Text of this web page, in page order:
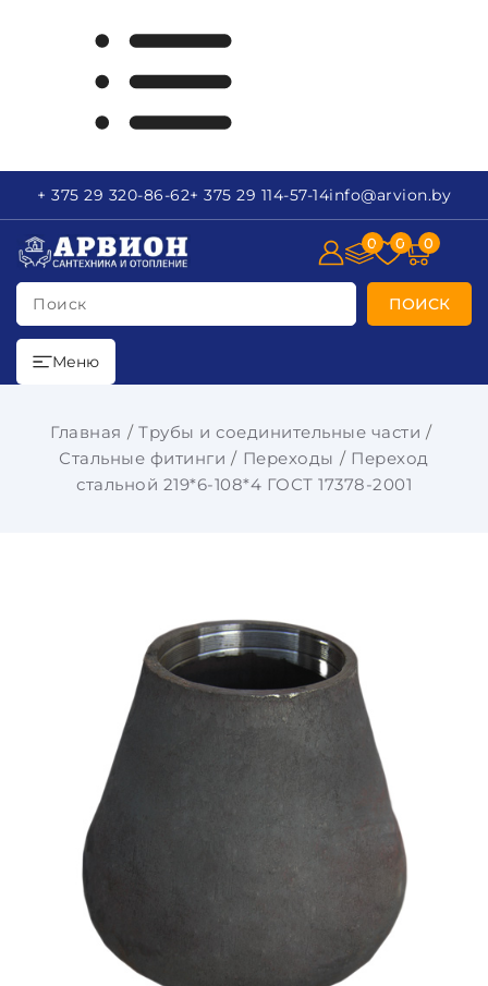
+ 375 29 320-86-62+ 375 29 114-57-14info@arvion.by
Поиск ПОИСК
0 0 0
Меню
Главная
Трубы и соединительные части
Стальные фитинги
Переходы
Переход
стальной 219*6-108*4 ГОСТ 17378-2001